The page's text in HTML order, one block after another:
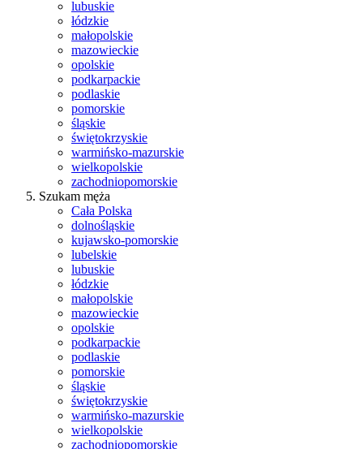
lubuskie
łódzkie
małopolskie
mazowieckie
opolskie
podkarpackie
podlaskie
pomorskie
śląskie
świętokrzyskie
warmińsko-mazurskie
wielkopolskie
zachodniopomorskie
Szukam męża
Cała Polska
dolnośląskie
kujawsko-pomorskie
lubelskie
lubuskie
łódzkie
małopolskie
mazowieckie
opolskie
podkarpackie
podlaskie
pomorskie
śląskie
świętokrzyskie
warmińsko-mazurskie
wielkopolskie
zachodniopomorskie